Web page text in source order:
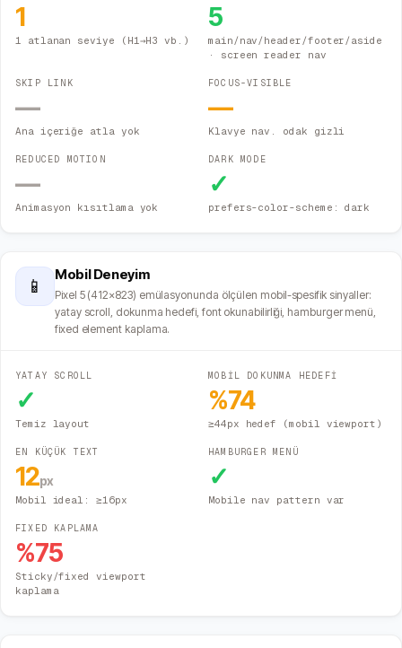
1
1 atlanan seviye (H1→H3 vb.)
5
main/nav/header/footer/aside
· screen reader nav
SKIP LINK
—
Ana içeriğe atla yok
FOCUS-VISIBLE
—
Klavye nav. odak gizli
REDUCED MOTION
—
Animasyon kısıtlama yok
DARK MODE
✓
prefers-color-scheme: dark
📱
Mobil Deneyim
Pixel 5 (412×823) emülasyonunda ölçülen mobil-spesifik sinyaller:
yatay scroll, dokunma hedefi, font okunabilirliği, hamburger menü,
fixed element kaplama.
YATAY SCROLL
✓
Temiz layout
MOBİL DOKUNMA HEDEFİ
%74
≥44px hedef (mobil viewport)
EN KÜÇÜK TEXT
12px
Mobil ideal: ≥16px
HAMBURGER MENÜ
✓
Mobile nav pattern var
FIXED KAPLAMA
%75
Sticky/fixed viewport
kaplama